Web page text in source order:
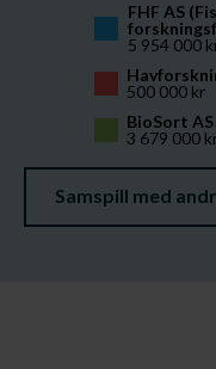
FHF AS
5 954 000
500 000 kr
BioSort AS
3 679 000
Samspill med